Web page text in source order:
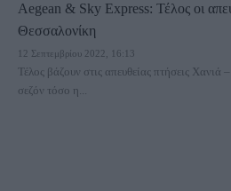
Aegean & Sky Express: Τέλος οι
Θεσσαλονίκη
12 Σεπτεμβρίου 2022, 16:13
Τέλος βάζουν στις απευθείας πτήσεις Χανιά
σεζόν τόσο η...